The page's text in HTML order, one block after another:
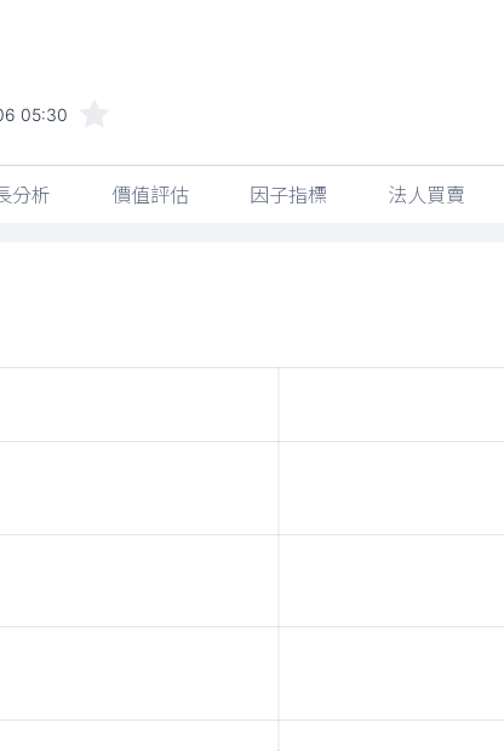
05:30
分析 價值評估 因子指標 法人買賣